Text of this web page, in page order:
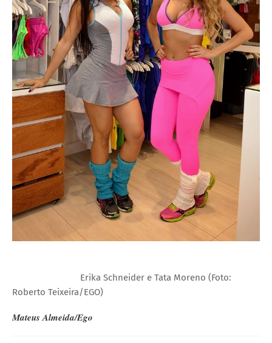
Erika Schneider e Tata Moreno (Foto:
Roberto Teixeira/EGO)
Mateus Almeida/Ego